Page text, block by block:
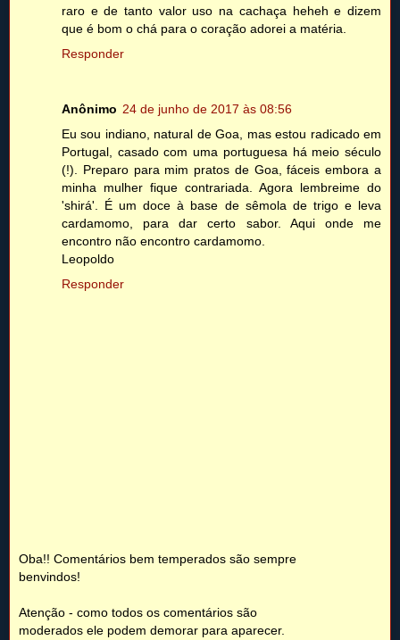
raro e de tanto valor uso na cachaça heheh e dizem
que é bom o chá para o coração adorei a matéria.
Responder
Anônimo 24 de junho de 2017 às 08:56
Eu sou indiano, natural de Goa, mas estou radicado em
Portugal, casado com uma portuguesa há meio século
(!). Preparo para mim pratos de Goa, fáceis embora a
minha mulher fique contrariada. Agora lembreime do
'shirá'. É um doce à base de sêmola de trigo e leva
cardamomo, para dar certo sabor. Aqui onde me
encontro não encontro cardamomo.
Leopoldo
Responder
Oba!! Comentários bem temperados são sempre
benvindos!
Atenção - como todos os comentários são
moderados ele podem demorar para aparecer.